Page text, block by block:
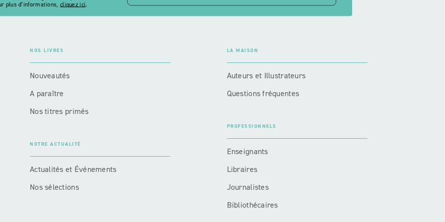
plus d’informations, cliquez ici.
NOS LIVRES
Nouveautés
A paraître
Nos titres primés
NOTRE ACTUALITÉ
Actualités et Événements
Nos sélections
LA MAISON
Auteurs et Illustrateurs
Questions fréquentes
PROFESSIONNELS
Enseignants
Libraires
Journalistes
Bibliothécaires